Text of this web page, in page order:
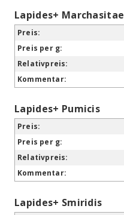
Lapides+ Marchasitae
Lapides+ Pumicis
Lapides+ Smiridis